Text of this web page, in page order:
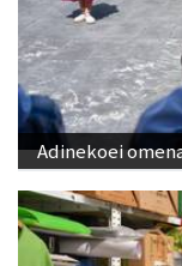
Adinekoei